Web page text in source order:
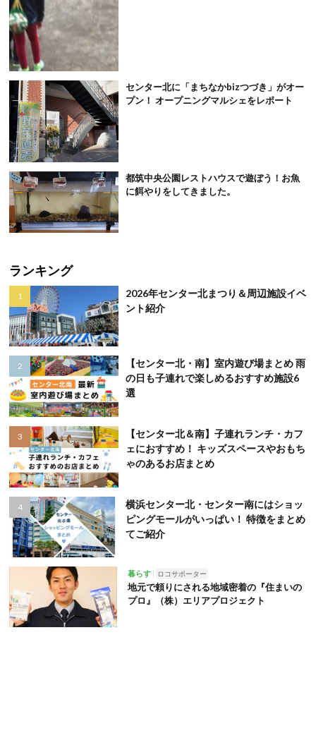
センター北に「まちなかbizつづき」がオー
プン！ オープニングマルシェをレポート
都筑中央公園レストハウスで遊ぼう！お魚
に餌やりをしてきました。
ランキング
2026年センター北まつり＆周辺施設イベ
ント紹介
【センター北・南】室内遊び場まとめ 雨
の日も子連れで楽しめるおすすめ施設6
選
【センター北＆南】子連れランチ・カフ
ェにおすすめ！ キッズスペースやおもち
ゃのあるお店まとめ
横浜センター北・センター南にはショッ
ピングモールがいっぱい！ 特徴をまとめ
てご紹介
暮らす ロコサポーター
地元で頼りにされる地域密着の『住まいの
プロ』（株）エリアプロジェクト